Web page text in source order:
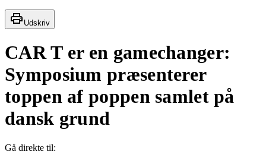
Udskriv
CAR T er en gamechanger:
Symposium præsenterer
toppen af poppen samlet på
dansk grund
Gå direkte til: